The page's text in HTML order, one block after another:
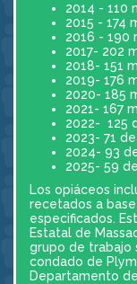
2014 - 110
2015 - 174
2016 - 190
2017- 202
2018- 151
2019- 176
2020- 185
2021- 167
2022- 125
2023- 71
2024- 93
2025- 59
Los opiáceos
recetados a
especificados.
Estatal de
grupo de trabajo
condado de
Departamento